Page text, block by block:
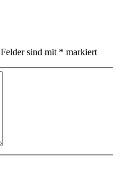
sind mit * markiert